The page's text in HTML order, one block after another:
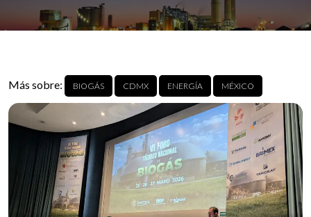
Más sobre: BIOGÁS CDMX ENERGÍA MÉXICO